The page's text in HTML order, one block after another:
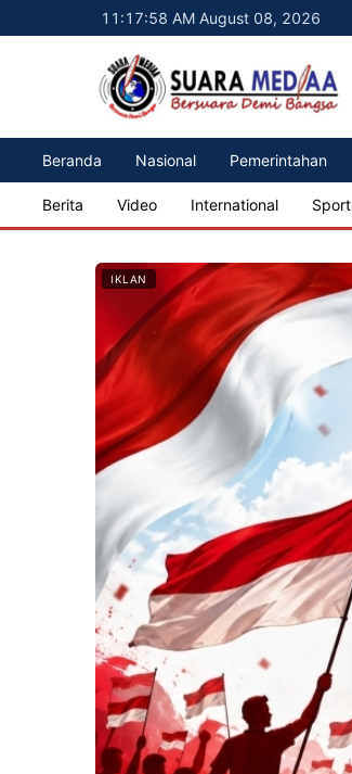
11:18:00 AM August 08, 2026
Beranda Nasional Pemerintahan
Berita Video International Sport
IKLAN